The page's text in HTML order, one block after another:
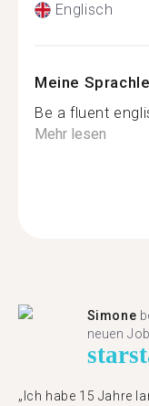
Englisch
Meine
Be a fluent
Mehr lesen
Simone
neuen
star
„Ich habe 15 Jahre